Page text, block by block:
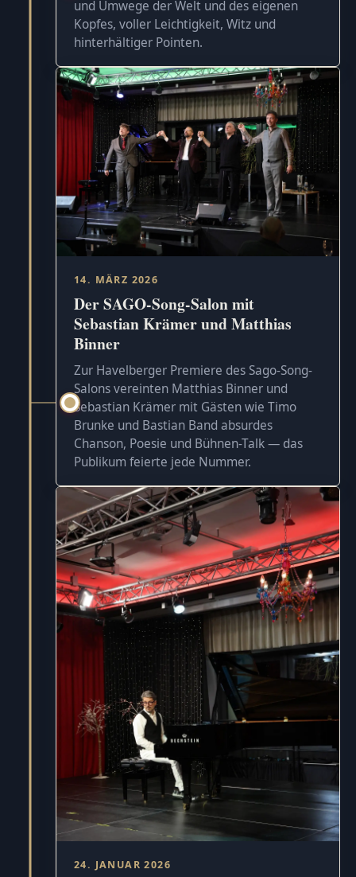
und Umwege der Welt und des eigenen
Kopfes, voller Leichtigkeit, Witz und
hinterhältiger Pointen.
14. MÄRZ 2026
Der SAGO-Song-Salon mit
Sebastian Krämer und Matthias
Binner
Zur Havelberger Premiere des Sago-Song-
Salons vereinten Matthias Binner und
Sebastian Krämer mit Gästen wie Timo
Brunke und Bastian Band absurdes
Chanson, Poesie und Bühnen-Talk — das
Publikum feierte jede Nummer.
24. JANUAR 2026